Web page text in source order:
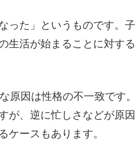
った」というものです。子
生活が始まることに対する
原因は性格の不一致です。
が、逆に忙しさなどが原因
ケースもあります。